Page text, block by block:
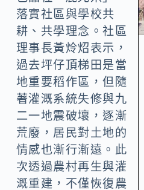
落實社區與學校共
耕、共學理念。社區
理事長黃炩炤表示，
過去坪仔頂梯田是當
地重要稻作區，但隨
著灌溉系統失修與九
二一地震破壞，逐漸
荒廢，居民對土地的
情感也漸行漸遠。此
次透過農村再生與灌
溉重建，不僅恢復農